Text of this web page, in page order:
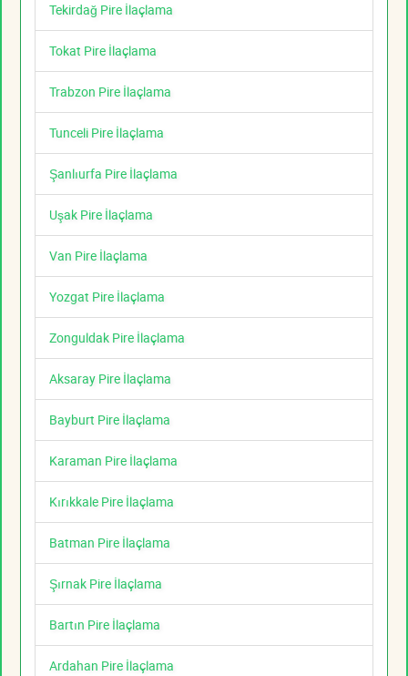
Tekirdağ Pire İlaçlama
Tokat Pire İlaçlama
Trabzon Pire İlaçlama
Tunceli Pire İlaçlama
Şanlıurfa Pire İlaçlama
Uşak Pire İlaçlama
Van Pire İlaçlama
Yozgat Pire İlaçlama
Zonguldak Pire İlaçlama
Aksaray Pire İlaçlama
Bayburt Pire İlaçlama
Karaman Pire İlaçlama
Kırıkkale Pire İlaçlama
Batman Pire İlaçlama
Şırnak Pire İlaçlama
Bartın Pire İlaçlama
Ardahan Pire İlaçlama